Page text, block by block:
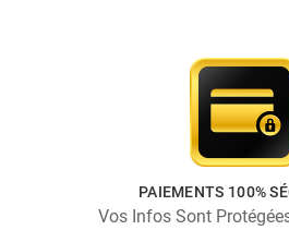
PAIEMENTS 100%
Vos Infos Sont